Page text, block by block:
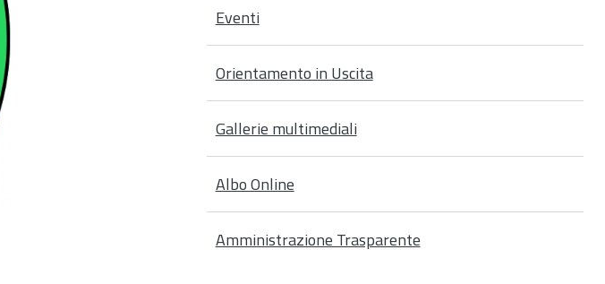
Eventi
Orientamento in Uscita
Gallerie multimediali
Albo Online
Amministrazione Trasparente